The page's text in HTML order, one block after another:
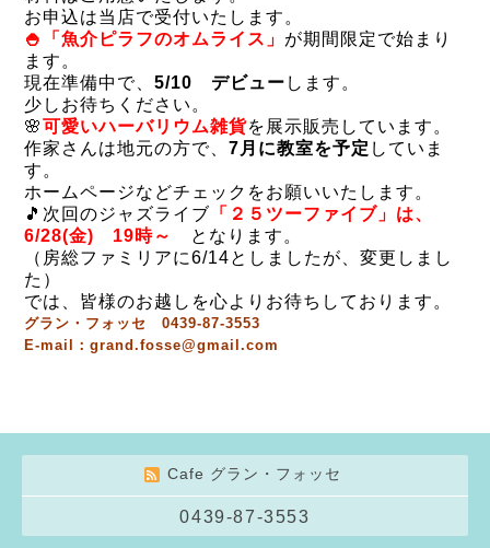
お申込は当店で受付いたします。
🍚「魚介ピラフのオムライス」 が期間限定で始まり
ます。
現在準備中で、 5/10 デビュー します。
少しお待ちください。
🌸可愛いハーバリウム雑貨を展示販売しています。
作家さんは地元の方で、 7月に教室を予定 していま
す。
ホームページなどチェックをお願いいたします。
🎵次回のジャズライブ 「２５ツーファイブ」は、
6/28(金) 19時～
となります。
（房総ファミリアに6/14としましたが、変更しまし
た）
では、皆様のお越しを心よりお待ちしております。
グラン・フォッセ 0439-87-3553
E-mail：grand.fosse@gmail.com
Cafe グラン・フォッセ
0439-87-3553